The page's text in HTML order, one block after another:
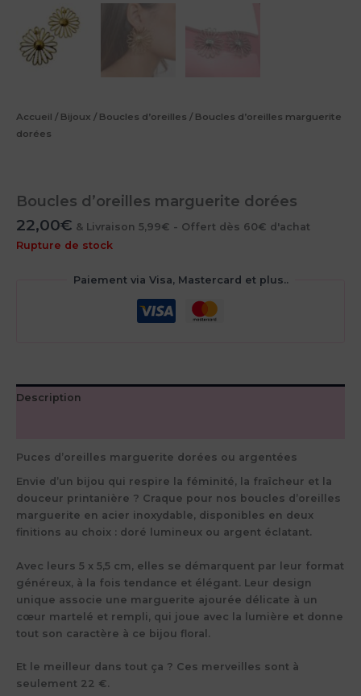
Accueil / Bijoux / Boucles d’oreilles / Boucles d’oreilles marguerite
dorées
Boucles d’oreilles marguerite dorées
22,00€ & Livraison 5,99€ - Offert dès 60€ d'achat
Rupture de stock
Paiement via Visa, Mastercard et plus..
Description
Puces d’oreilles marguerite dorées ou argentées
Envie d’un bijou qui respire la féminité, la fraîcheur et la
douceur printanière ? Craque pour nos boucles d’oreilles
marguerite en acier inoxydable, disponibles en deux
finitions au choix : doré lumineux ou argent éclatant.
Avec leurs 5 x 5,5 cm , elles se démarquent par leur format
généreux, à la fois tendance et élégant. Leur design
unique associe une marguerite ajourée délicate à un
cœur martelé et rempli , qui joue avec la lumière et donne
tout son caractère à ce bijou floral.
Et le meilleur dans tout ça ? Ces merveilles sont à
seulement 22 €.